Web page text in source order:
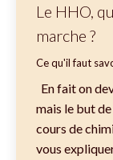
Le HHO,
marche ?
Ce qu'il faut
En fait on
mais le but
cours de
vous